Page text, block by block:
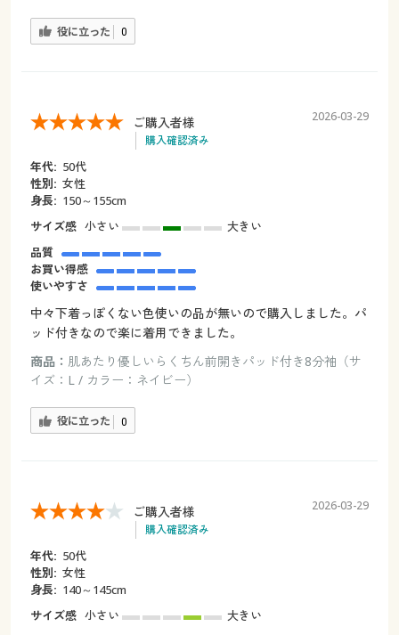
役に立った 0
ご購入者様
購入確認済み
2026-03-29
年代: 50代
性別: 女性
身長: 150～155cm
サイズ感 小さい
大きい
品質
お買い得感
使いやすさ
中々下着っぽくない色使いの品が無いので購入しました。パ
ッド付きなので楽に着用できました。
商品： 肌あたり優しいらくちん前開きパッド付き8分袖（サ
イズ：L / カラー：ネイビー）
役に立った 0
ご購入者様
購入確認済み
2026-03-29
年代: 50代
性別: 女性
身長: 140～145cm
サイズ感 小さい
大きい